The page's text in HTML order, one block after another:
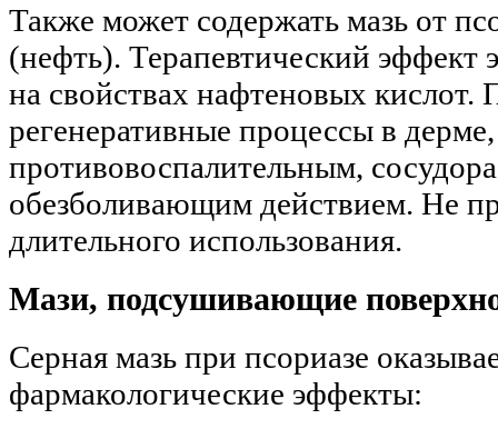
Также может содержать мазь от
(нефть). Терапевтический эффект
на свойствах нафтеновых кислот.
регенеративные процессы в
противовоспалительным,
обезболивающим действием. Не
длительного использования.
Мази, подсушивающие
Серная мазь при псориазе
фармакологические эффекты: